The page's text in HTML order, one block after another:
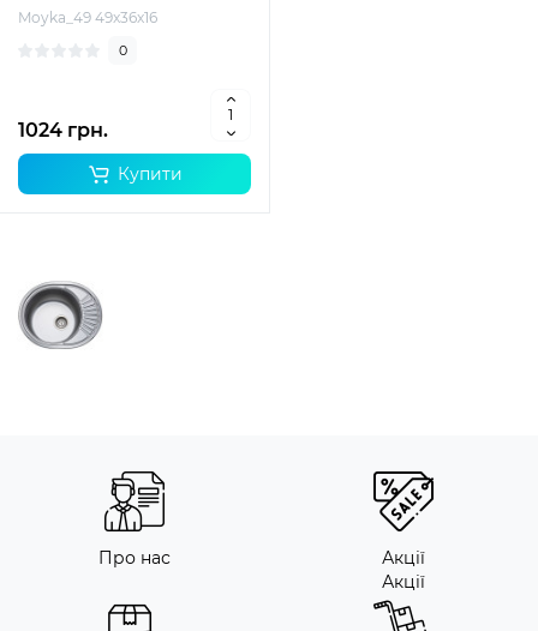
Moyka_49 49x36x16
0
1024 грн.
Купити
Про нас
Акції
Акції